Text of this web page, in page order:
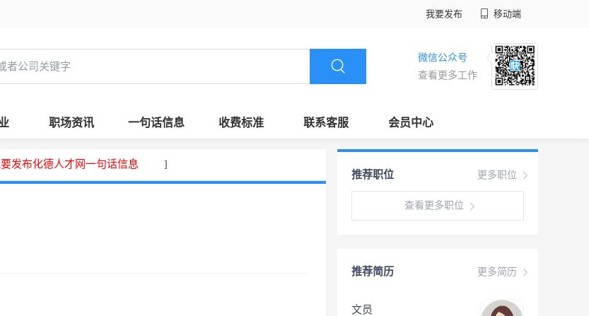
我要发布 移动端
微信公众号
查看更多工作
职场资讯 一句话信息 收费标准 联系客服 会员中心
发布化德人才网一句话信息 ]
更多职位
推荐职位
查看更多职位
更多简历
推荐简历
文员